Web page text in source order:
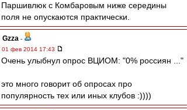
Паршивлюк с Комбаровым ниже середины
поля не опускаются практически.
Gzza -
01 фев 2014 17:43
Очень улыбнул опрос ВЦИОМ: "0% россиян ..."
это много говорит об опросах про
популярность тех или иных клубов :))))